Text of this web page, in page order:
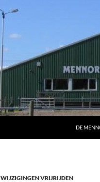
DE
WIJZIGINGEN VRIJRIJDEN